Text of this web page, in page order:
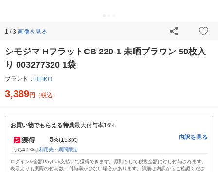
1 / 3 画像を見る
シモジマ HフラットCB 220-1 未晒ブラウン 50枚入
り 003277320 1袋
ブランド： HEIKO
3,389円 （税込）
お買い物でもらえる特典最大付与率16%
獲得 5%(153pt)
うち4.5%は利用先・期間限定
内訳を見る
ログイン&全額PayPay支払いで獲得できます。原則として税抜金額に対し付与されます。
表示よりも実際の付与数、付与率が少ない場合があります。詳細は内訳からご確認くださ